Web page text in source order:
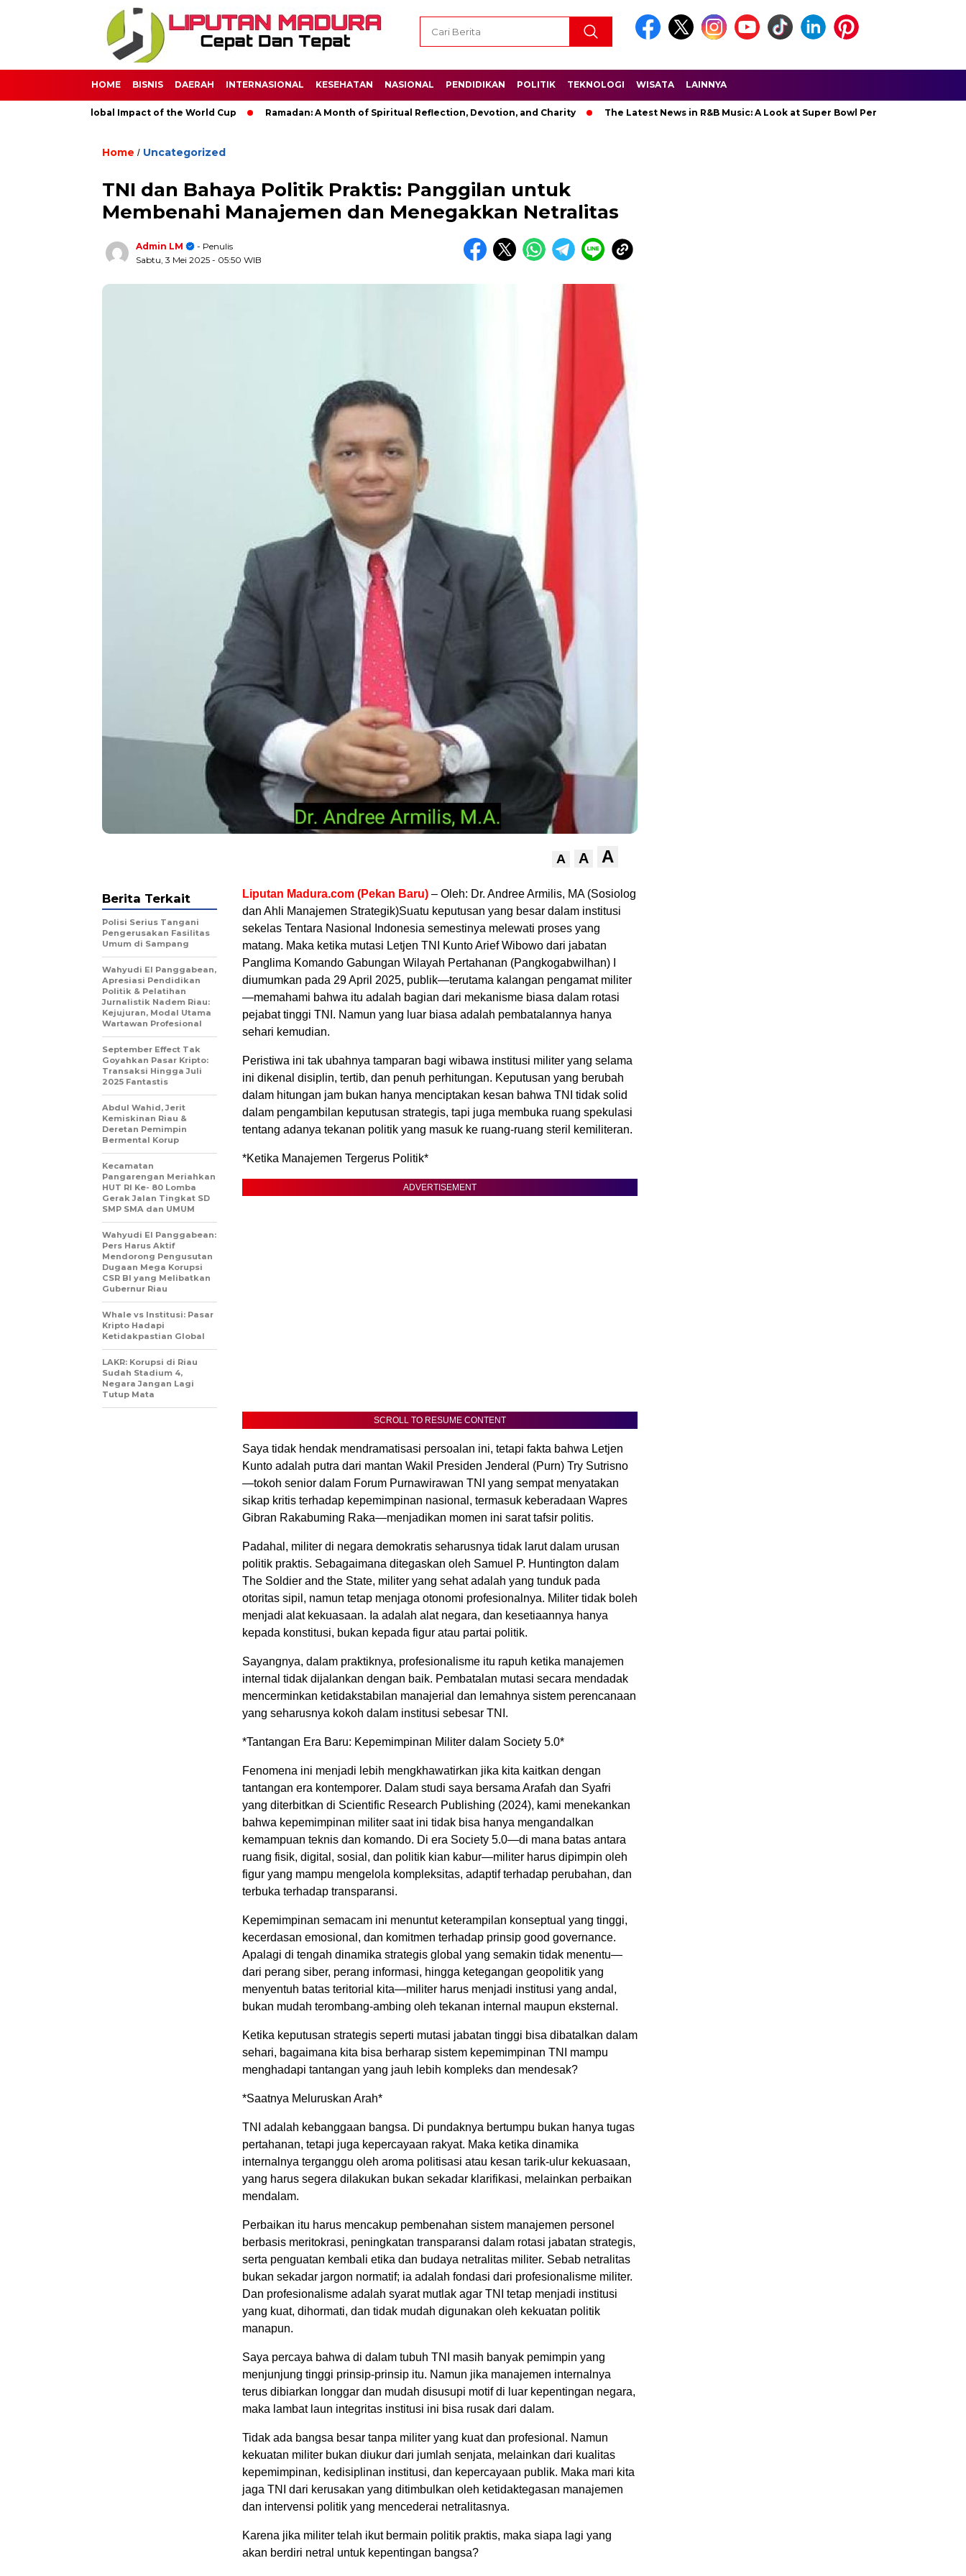
HOME BISNIS DAERAH INTERNASIONAL KESEHATAN NASIONAL PENDIDIKAN POLITIK TEKNOLOGI WISATA LAINNYA
The Global Impact of the World Cup Ramadan: A Month of Spiritual Reflection, Devotion, and Charity The Latest News in R&B Music: A Look at Super Bowl Performances, New
Home / Uncategorized
TNI dan Bahaya Politik Praktis: Panggilan untuk
Membenahi Manajemen dan Menegakkan Netralitas
Admin LM
- Penulis
Sabtu, 3 Mei 2025 - 05:50 WIB
A A A
Liputan Madura.com (Pekan Baru) – Oleh: Dr. Andree Armilis, MA (Sosiolog
dan Ahli Manajemen Strategik)Suatu keputusan yang besar dalam institusi
sekelas Tentara Nasional Indonesia semestinya melewati proses yang
matang. Maka ketika mutasi Letjen TNI Kunto Arief Wibowo dari jabatan
Panglima Komando Gabungan Wilayah Pertahanan (Pangkogabwilhan) I
diumumkan pada 29 April 2025, publik—terutama kalangan pengamat militer
—memahami bahwa itu adalah bagian dari mekanisme biasa dalam rotasi
pejabat tinggi TNI. Namun yang luar biasa adalah pembatalannya hanya
sehari kemudian.
Peristiwa ini tak ubahnya tamparan bagi wibawa institusi militer yang selama
ini dikenal disiplin, tertib, dan penuh perhitungan. Keputusan yang berubah
dalam hitungan jam bukan hanya menciptakan kesan bahwa TNI tidak solid
dalam pengambilan keputusan strategis, tapi juga membuka ruang spekulasi
tentang adanya tekanan politik yang masuk ke ruang-ruang steril kemiliteran.
*Ketika Manajemen Tergerus Politik*
ADVERTISEMENT
SCROLL TO RESUME CONTENT
Saya tidak hendak mendramatisasi persoalan ini, tetapi fakta bahwa Letjen
Kunto adalah putra dari mantan Wakil Presiden Jenderal (Purn) Try Sutrisno
—tokoh senior dalam Forum Purnawirawan TNI yang sempat menyatakan
sikap kritis terhadap kepemimpinan nasional, termasuk keberadaan Wapres
Gibran Rakabuming Raka—menjadikan momen ini sarat tafsir politis.
Padahal, militer di negara demokratis seharusnya tidak larut dalam urusan
politik praktis. Sebagaimana ditegaskan oleh Samuel P. Huntington dalam
The Soldier and the State, militer yang sehat adalah yang tunduk pada
otoritas sipil, namun tetap menjaga otonomi profesionalnya. Militer tidak boleh
menjadi alat kekuasaan. Ia adalah alat negara, dan kesetiaannya hanya
kepada konstitusi, bukan kepada figur atau partai politik.
Sayangnya, dalam praktiknya, profesionalisme itu rapuh ketika manajemen
internal tidak dijalankan dengan baik. Pembatalan mutasi secara mendadak
mencerminkan ketidakstabilan manajerial dan lemahnya sistem perencanaan
yang seharusnya kokoh dalam institusi sebesar TNI.
*Tantangan Era Baru: Kepemimpinan Militer dalam Society 5.0*
Fenomena ini menjadi lebih mengkhawatirkan jika kita kaitkan dengan
tantangan era kontemporer. Dalam studi saya bersama Arafah dan Syafri
yang diterbitkan di Scientific Research Publishing (2024), kami menekankan
bahwa kepemimpinan militer saat ini tidak bisa hanya mengandalkan
kemampuan teknis dan komando. Di era Society 5.0—di mana batas antara
ruang fisik, digital, sosial, dan politik kian kabur—militer harus dipimpin oleh
figur yang mampu mengelola kompleksitas, adaptif terhadap perubahan, dan
terbuka terhadap transparansi.
Kepemimpinan semacam ini menuntut keterampilan konseptual yang tinggi,
kecerdasan emosional, dan komitmen terhadap prinsip good governance.
Apalagi di tengah dinamika strategis global yang semakin tidak menentu—
dari perang siber, perang informasi, hingga ketegangan geopolitik yang
menyentuh batas teritorial kita—militer harus menjadi institusi yang andal,
bukan mudah terombang-ambing oleh tekanan internal maupun eksternal.
Ketika keputusan strategis seperti mutasi jabatan tinggi bisa dibatalkan dalam
sehari, bagaimana kita bisa berharap sistem kepemimpinan TNI mampu
menghadapi tantangan yang jauh lebih kompleks dan mendesak?
*Saatnya Meluruskan Arah*
TNI adalah kebanggaan bangsa. Di pundaknya bertumpu bukan hanya tugas
pertahanan, tetapi juga kepercayaan rakyat. Maka ketika dinamika
internalnya terganggu oleh aroma politisasi atau kesan tarik-ulur kekuasaan,
yang harus segera dilakukan bukan sekadar klarifikasi, melainkan perbaikan
mendalam.
Perbaikan itu harus mencakup pembenahan sistem manajemen personel
berbasis meritokrasi, peningkatan transparansi dalam rotasi jabatan strategis,
serta penguatan kembali etika dan budaya netralitas militer. Sebab netralitas
bukan sekadar jargon normatif; ia adalah fondasi dari profesionalisme militer.
Dan profesionalisme adalah syarat mutlak agar TNI tetap menjadi institusi
yang kuat, dihormati, dan tidak mudah digunakan oleh kekuatan politik
manapun.
Saya percaya bahwa di dalam tubuh TNI masih banyak pemimpin yang
menjunjung tinggi prinsip-prinsip itu. Namun jika manajemen internalnya
terus dibiarkan longgar dan mudah disusupi motif di luar kepentingan negara,
maka lambat laun integritas institusi ini bisa rusak dari dalam.
Tidak ada bangsa besar tanpa militer yang kuat dan profesional. Namun
kekuatan militer bukan diukur dari jumlah senjata, melainkan dari kualitas
kepemimpinan, kedisiplinan institusi, dan kepercayaan publik. Maka mari kita
jaga TNI dari kerusakan yang ditimbulkan oleh ketidaktegasan manajemen
dan intervensi politik yang mencederai netralitasnya.
Karena jika militer telah ikut bermain politik praktis, maka siapa lagi yang
akan berdiri netral untuk kepentingan bangsa?
Berita Terkait
Polisi Serius Tangani
Pengerusakan Fasilitas
Umum di Sampang
Wahyudi El Panggabean,
Apresiasi Pendidikan
Politik & Pelatihan
Jurnalistik Nadem Riau:
Kejujuran, Modal Utama
Wartawan Profesional
September Effect Tak
Goyahkan Pasar Kripto:
Transaksi Hingga Juli
2025 Fantastis
Abdul Wahid, Jerit
Kemiskinan Riau &
Deretan Pemimpin
Bermental Korup
Kecamatan
Pangarengan Meriahkan
HUT RI Ke- 80 Lomba
Gerak Jalan Tingkat SD
SMP SMA dan UMUM
Wahyudi El Panggabean:
Pers Harus Aktif
Mendorong Pengusutan
Dugaan Mega Korupsi
CSR BI yang Melibatkan
Gubernur Riau
Whale vs Institusi: Pasar
Kripto Hadapi
Ketidakpastian Global
LAKR: Korupsi di Riau
Sudah Stadium 4,
Negara Jangan Lagi
Tutup Mata